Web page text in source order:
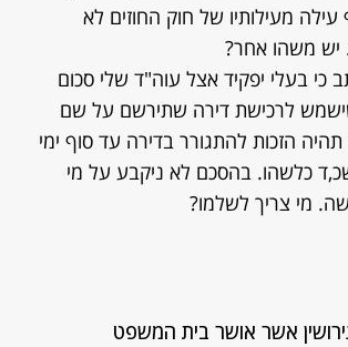
מעילותיו של חוק החוזים לא
יש משהו אחר?
כי בעלי יפקיד אצל עוה"ד שלי סכום
לרכישת דירה שתירשם על שם
תהיה הזכות להתגורר בדירה עד סוף ימי
כלשהו. בהסכם לא ניקבע על מי
מי צריך לשלמו?
אשר אושר בית המשפט